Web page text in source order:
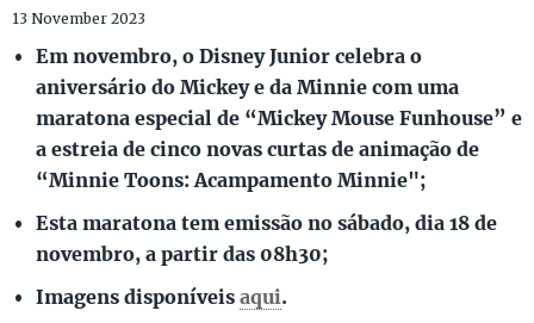
13 November 2023
Em novembro, o Disney Junior celebra o
aniversário do Mickey e da Minnie com uma
maratona especial de “Mickey Mouse Funhouse” e
a estreia de cinco novas curtas de animação de
“Minnie Toons: Acampamento Minnie";
Esta maratona tem emissão no sábado, dia 18 de
novembro, a partir das 08h30;
Imagens disponíveisaqui.